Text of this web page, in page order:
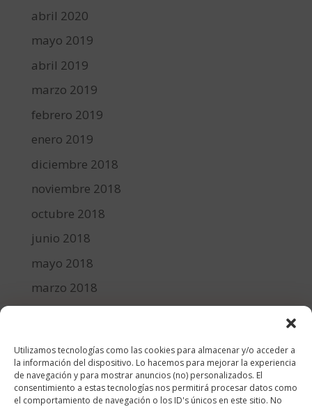
Utilizamos tecnologías como las cookies para almacenar y/o acceder a
la información del dispositivo. Lo hacemos para mejorar la experiencia
de navegación y para mostrar anuncios (no) personalizados. El
consentimiento a estas tecnologías nos permitirá procesar datos como
el comportamiento de navegación o los ID's únicos en este sitio. No
mis contenidos, y de esta manera te aseguras de
recibir en tu mail todas las novedades que publico.
¿Cuento con tu ayuda?¡Muchas gracias!
Nombre
abril 2020
mayo 2019
abril 2019
marzo 2019
febrero 2019
enero 2019
diciembre 2018
noviembre 2018
octubre 2018
junio 2018
mayo 2018
marzo 2018
diciembre 2017
Categorías